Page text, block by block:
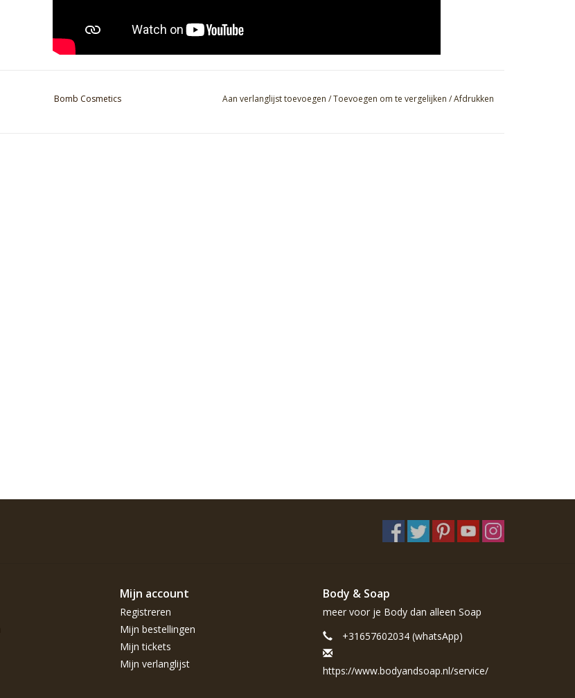
Bomb Cosmetics Aan verlanglijst toevoegen /Toevoegen om te vergelijken /Afdrukken
Mijn account
Registreren
Mijn bestellingen
Mijn tickets
Mijn verlanglijst
Body & Soap
meer voor je Body dan alleen Soap
+31657602034 (whatsApp)
https://www.bodyandsoap.nl/service/